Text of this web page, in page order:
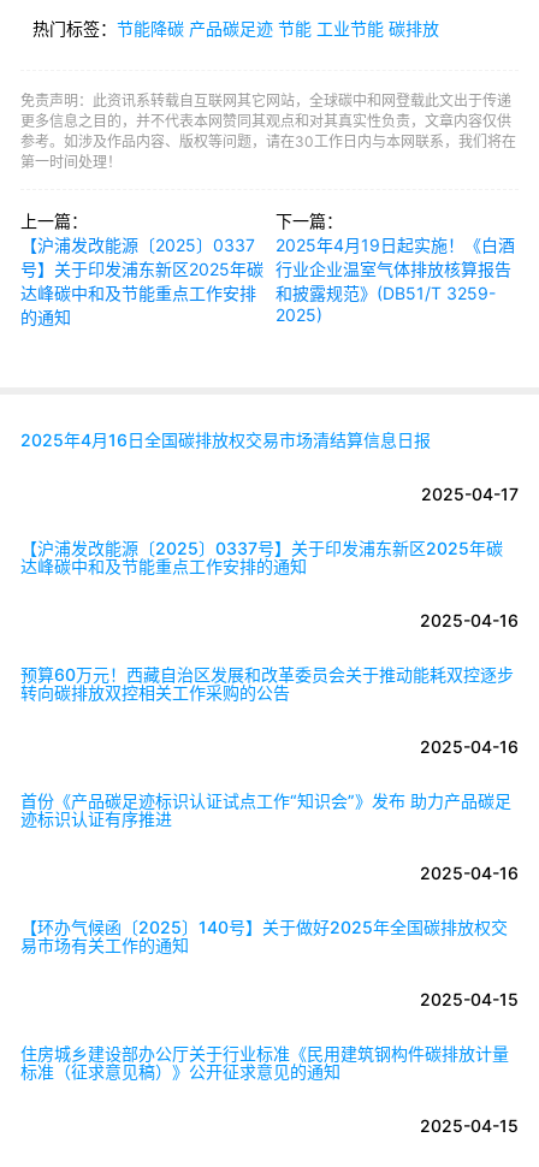
热门标签： 节能降碳 产品碳足迹 节能 工业节能 碳排放
免责声明：此资讯系转载自互联网其它网站，全球碳中和网登载此文出于传递
更多信息之目的，并不代表本网赞同其观点和对其真实性负责，文章内容仅供
参考。如涉及作品内容、版权等问题，请在30工作日内与本网联系，我们将在
第一时间处理！
上一篇：
【沪浦发改能源〔2025〕0337
号】关于印发浦东新区2025年碳
达峰碳中和及节能重点工作安排
的通知
下一篇：
2025年4月19日起实施！《白酒
行业企业温室气体排放核算报告
和披露规范》(DB51/T 3259-
2025)
2025年4月16日全国碳排放权交易市场清结算信息日报
2025-04-17
【沪浦发改能源〔2025〕0337号】关于印发浦东新区2025年碳
达峰碳中和及节能重点工作安排的通知
2025-04-16
预算60万元！西藏自治区发展和改革委员会关于推动能耗双控逐步
转向碳排放双控相关工作采购的公告
2025-04-16
首份《产品碳足迹标识认证试点工作“知识会”》发布 助力产品碳足
迹标识认证有序推进
2025-04-16
【环办气候函〔2025〕140号】关于做好2025年全国碳排放权交
易市场有关工作的通知
2025-04-15
住房城乡建设部办公厅关于行业标准《民用建筑钢构件碳排放计量
标准（征求意见稿）》公开征求意见的通知
2025-04-15